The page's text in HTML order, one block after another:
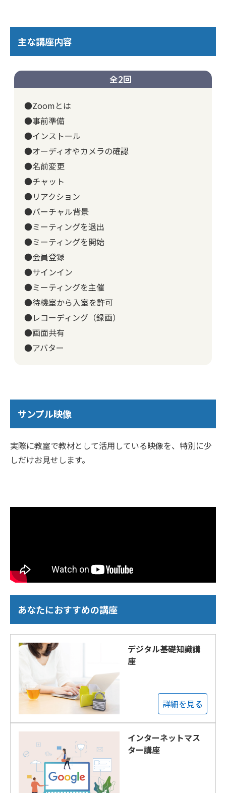
主な講座内容
全2回
●Zoomとは
●事前準備
●インストール
●オーディオやカメラの確認
●名前変更
●チャット
●リアクション
●バーチャル背景
●ミーティングを退出
●ミーティングを開始
●会員登録
●サインイン
●ミーティングを主催
●待機室から入室を許可
●レコーディング（録画）
●画面共有
●アバター
サンプル映像
実際に教室で教材として活用している映像を、特別に少
しだけお見せします。
あなたにおすすめの講座
デジタル基礎知識講
座
詳細を見る
インターネットマス
ター講座